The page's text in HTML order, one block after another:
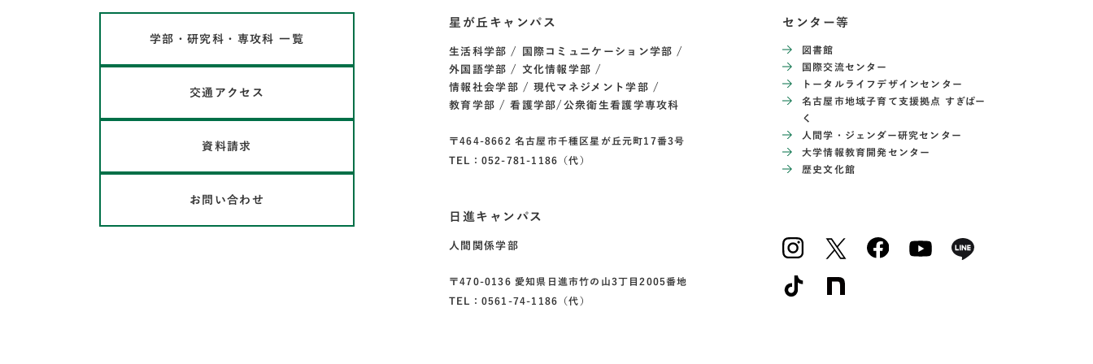
学部・研究科・専攻科 一覧
交通アクセス
資料請求
お問い合わせ
星が丘キャンパス
生活科学部
国際コミュニケーション学部
外国語学部
文化情報学部
情報社会学部
現代マネジメント学部
教育学部
看護学部/公衆衛生看護学専攻科
〒464-8662 名古屋市千種区星が丘元町17番3号
TEL：052-781-1186（代）
日進キャンパス
人間関係学部
〒470-0136 愛知県日進市竹の山3丁目2005番地
TEL：0561-74-1186（代）
センター等
図書館
国際交流センター
トータルライフデザインセンター
名古屋市地域子育て支援拠点 すぎぱー
く
人間学・ジェンダー研究センター
大学情報教育開発センター
歴史文化館